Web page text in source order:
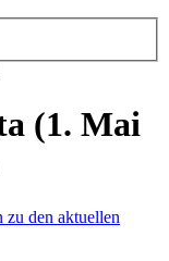
(1. Mai
den aktuellen